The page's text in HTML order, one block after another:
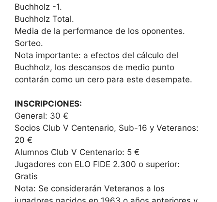
Buchholz -1.
Buchholz Total.
Media de la performance de los oponentes.
Sorteo.
Nota importante: a efectos del cálculo del
Buchholz, los descansos de medio punto
contarán como un cero para este desempate.
INSCRIPCIONES:
General: 30 €
Socios Club V Centenario, Sub-16 y Veteranos:
20 €
Alumnos Club V Centenario: 5 €
Jugadores con ELO FIDE 2.300 o superior:
Gratis
Nota: Se considerarán Veteranos a los